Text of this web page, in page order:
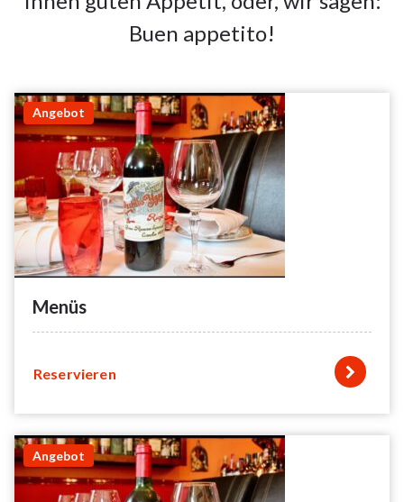
Buen appetito!
Angebot
Menüs
Reservieren
Angebot